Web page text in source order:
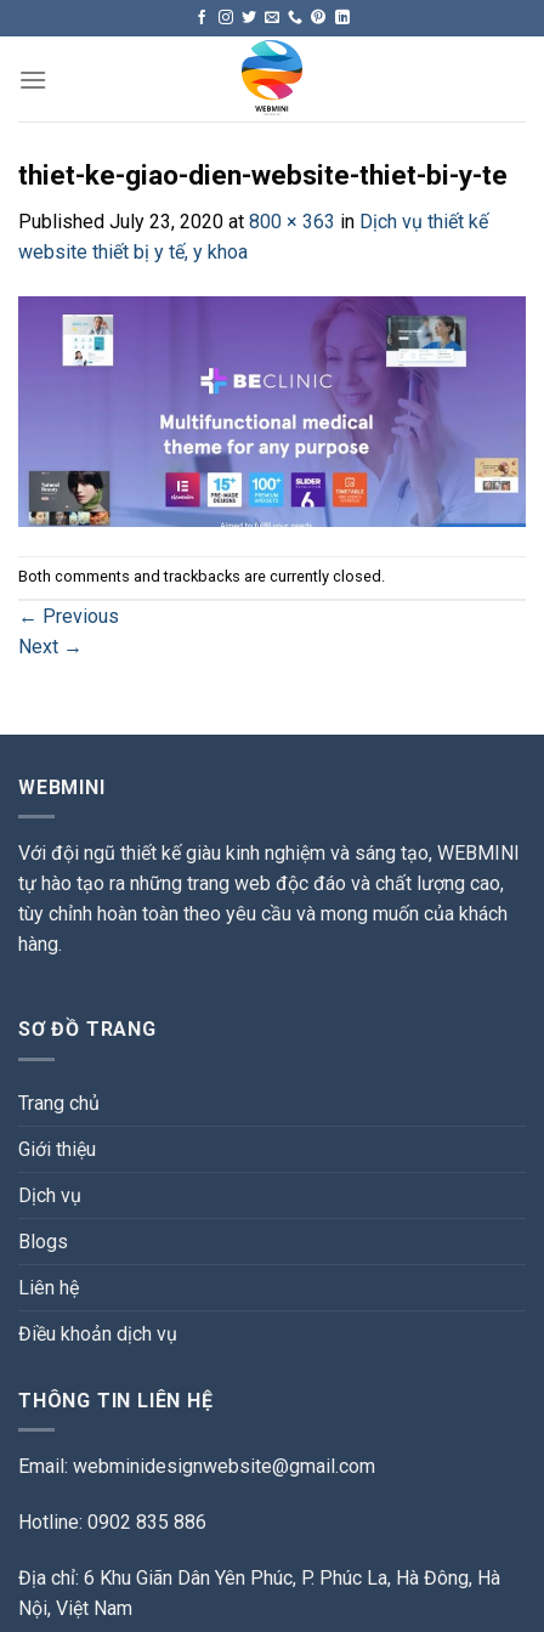
content
thiet-ke-giao-dien-website-thiet-bi-y-te
Published July 23, 2020 at 800 × 363 in Dịch vụ thiết kế
website thiết bị y tế, y khoa
Both comments and trackbacks are currently closed.
← Previous
Next →
WEBMINI
Với đội ngũ thiết kế giàu kinh nghiệm và sáng tạo, WEBMINI
tự hào tạo ra những trang web độc đáo và chất lượng cao,
tùy chỉnh hoàn toàn theo yêu cầu và mong muốn của khách
hàng.
SƠ ĐỒ TRANG
Trang chủ
Giới thiệu
Dịch vụ
Blogs
Liên hệ
Điều khoản dịch vụ
THÔNG TIN LIÊN HỆ
Email: webminidesignwebsite@gmail.com
Hotline: 0902 835 886
Địa chỉ: 6 Khu Giãn Dân Yên Phúc, P. Phúc La, Hà Đông, Hà
Nội, Việt Nam